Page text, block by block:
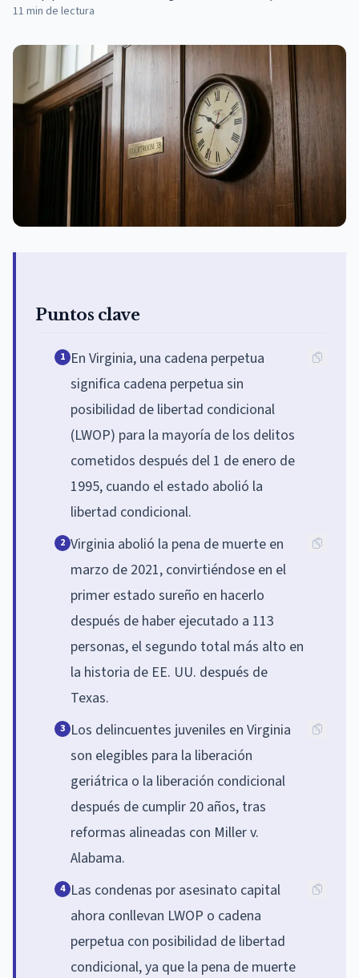
11 min de lectura
Puntos clave
1 En Virginia, una cadena perpetua
significa cadena perpetua sin
posibilidad de libertad condicional
(LWOP) para la mayoría de los delitos
cometidos después del 1 de enero de
1995, cuando el estado abolió la
libertad condicional.
2 Virginia abolió la pena de muerte en
marzo de 2021, convirtiéndose en el
primer estado sureño en hacerlo
después de haber ejecutado a 113
personas, el segundo total más alto en
la historia de EE. UU. después de
Texas.
3 Los delincuentes juveniles en Virginia
son elegibles para la liberación
geriátrica o la liberación condicional
después de cumplir 20 años, tras
reformas alineadas con Miller v.
Alabama.
4 Las condenas por asesinato capital
ahora conllevan LWOP o cadena
perpetua con posibilidad de libertad
condicional, ya que la pena de muerte